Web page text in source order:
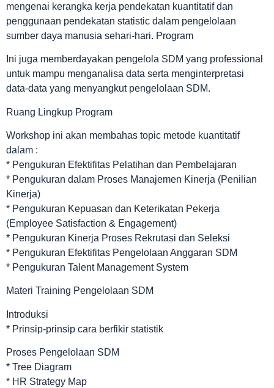
mengenai kerangka kerja pendekatan kuantitatif dan
penggunaan pendekatan statistic dalam pengelolaan
sumber daya manusia sehari-hari. Program
Ini juga memberdayakan pengelola SDM yang professional
untuk mampu menganalisa data serta menginterpretasi
data-data yang menyangkut pengelolaan SDM.
Ruang Lingkup Program
Workshop ini akan membahas topic metode kuantitatif
dalam :
* Pengukuran Efektifitas Pelatihan dan Pembelajaran
* Pengukuran dalam Proses Manajemen Kinerja (Penilian
Kinerja)
* Pengukuran Kepuasan dan Keterikatan Pekerja
(Employee Satisfaction & Engagement)
* Pengukuran Kinerja Proses Rekrutasi dan Seleksi
* Pengukuran Efektifitas Pengelolaan Anggaran SDM
* Pengukuran Talent Management System
Materi Training Pengelolaan SDM
Introduksi
* Prinsip-prinsip cara berfikir statistik
Proses Pengelolaan SDM
* Tree Diagram
* HR Strategy Map